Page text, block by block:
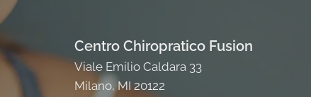
Centro Chiropratico Fusion
Viale Emilio Caldara 33
Milano, MI 20122